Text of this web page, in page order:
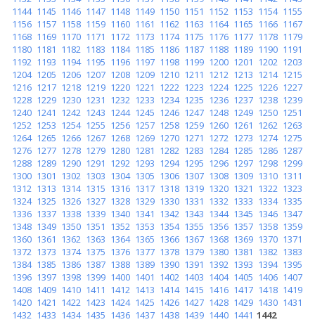
1144 1145 1146 1147 1148 1149 1150 1151 1152 1153 1154 1155
1156 1157 1158 1159 1160 1161 1162 1163 1164 1165 1166 1167
1168 1169 1170 1171 1172 1173 1174 1175 1176 1177 1178 1179
1180 1181 1182 1183 1184 1185 1186 1187 1188 1189 1190 1191
1192 1193 1194 1195 1196 1197 1198 1199 1200 1201 1202 1203
1204 1205 1206 1207 1208 1209 1210 1211 1212 1213 1214 1215
1216 1217 1218 1219 1220 1221 1222 1223 1224 1225 1226 1227
1228 1229 1230 1231 1232 1233 1234 1235 1236 1237 1238 1239
1240 1241 1242 1243 1244 1245 1246 1247 1248 1249 1250 1251
1252 1253 1254 1255 1256 1257 1258 1259 1260 1261 1262 1263
1264 1265 1266 1267 1268 1269 1270 1271 1272 1273 1274 1275
1276 1277 1278 1279 1280 1281 1282 1283 1284 1285 1286 1287
1288 1289 1290 1291 1292 1293 1294 1295 1296 1297 1298 1299
1300 1301 1302 1303 1304 1305 1306 1307 1308 1309 1310 1311
1312 1313 1314 1315 1316 1317 1318 1319 1320 1321 1322 1323
1324 1325 1326 1327 1328 1329 1330 1331 1332 1333 1334 1335
1336 1337 1338 1339 1340 1341 1342 1343 1344 1345 1346 1347
1348 1349 1350 1351 1352 1353 1354 1355 1356 1357 1358 1359
1360 1361 1362 1363 1364 1365 1366 1367 1368 1369 1370 1371
1372 1373 1374 1375 1376 1377 1378 1379 1380 1381 1382 1383
1384 1385 1386 1387 1388 1389 1390 1391 1392 1393 1394 1395
1396 1397 1398 1399 1400 1401 1402 1403 1404 1405 1406 1407
1408 1409 1410 1411 1412 1413 1414 1415 1416 1417 1418 1419
1420 1421 1422 1423 1424 1425 1426 1427 1428 1429 1430 1431
1432 1433 1434 1435 1436 1437 1438 1439 1440 1441 1442